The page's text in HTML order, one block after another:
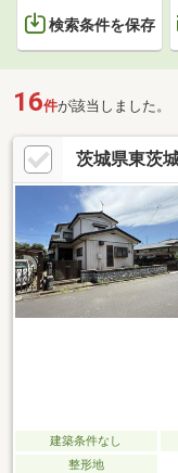
検索条件を保存
16件が該当しました。
茨城県東茨
建築条件なし
整形地